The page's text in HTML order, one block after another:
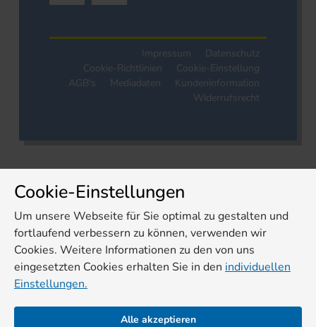
Impressum
Datenschutz
Cookie-Richtlinien
Cookie-Einstellung
AGB's
Mediadaten
Kundeninformation
Widerrufsrecht
Cookie-Einstellungen
Um unsere Webseite für Sie optimal zu gestalten und
fortlaufend verbessern zu können, verwenden wir
Cookies. Weitere Informationen zu den von uns
eingesetzten Cookies erhalten Sie in den individuellen
Einstellungen.
Alle akzeptieren